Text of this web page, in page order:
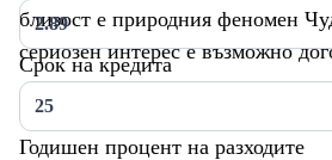
близост е природния феномен
сериозен интерес е възможно
Срок на кредита
Годишен процент на разходите